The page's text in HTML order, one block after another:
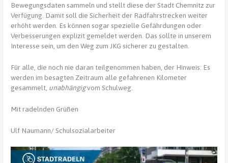
Bewegungsdaten sammeln und stellt diese der Stadt Chemnitz zur
Verfügung. Damit soll die Sicherheit der Radfahrstrecken weiter
erhöht werden. Es können sogar spezielle Gefährdungen oder
Verbesserungen explizit gemeldet werden. Das sollte in unserem
Interesse sein, um den Weg zum JKG sicherer zu gestalten.
Für alle, die noch nie daran teilgenommen haben, der Hinweis: Es
werden im besagten Zeitraum alle gefahrenen Kilometer
gesammelt, unabhängigvom Schulweg.
Mit radelnden Grüßen
Ulf Naumann/ Schulsozialarbeiter